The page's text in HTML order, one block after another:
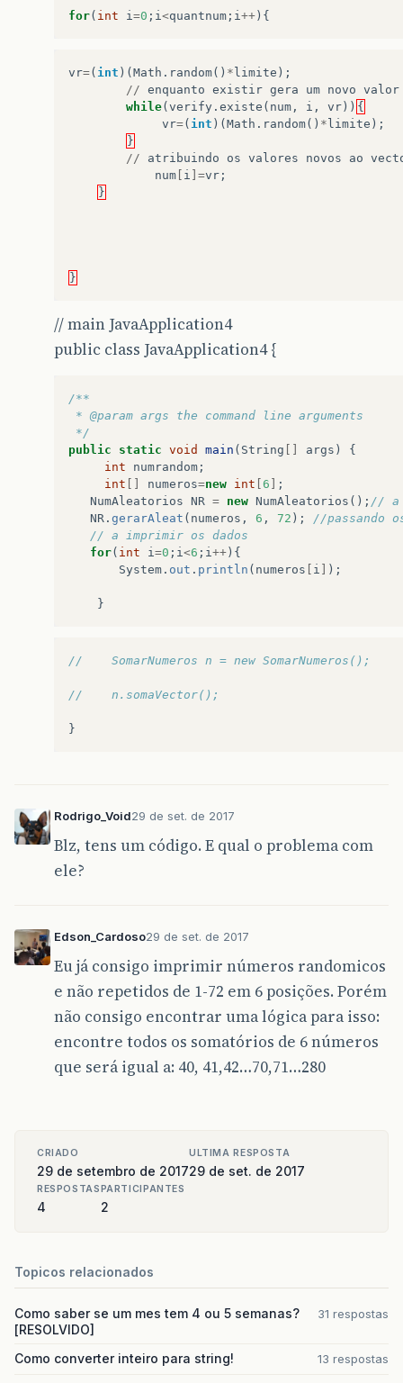
for( int i=0 ; i<quantnum ; i++ ){
vr=( int )( Math . random() * limite );
// enquanto existir gera um novo valor
while( verify . existe ( num , i , vr )) {
vr=( int )( Math . random() * limite );
}
//
atribuindo os valores novos ao
num i ]=vr ;
}
}
// main JavaApplication4
public class JavaApplication4 {
/**
* @param args the command line arguments
*/
public
static void main ( String args )
{
int
numrandom ;
int
numeros=new int 6
;
NumAleatorios NR = new NumAleatorios (); // a
NR . gerarAleat ( numeros , 6 , 72 );
//passando
// a imprimir os dados
for( int i =0 ; i <6 ; i ++ ){
System . out . println ( numeros i );
}
//    SomarNumeros n = new SomarNumeros();
//    n.somaVector();
}
Rodrigo_Void29 de set. de 2017
Blz, tens um código. E qual o problema com
ele?
Edson_Cardoso29 de set. de 2017
Eu já consigo imprimir números randomicos
e não repetidos de 1-72 em 6 posições. Porém
não consigo encontrar uma lógica para isso:
encontre todos os somatórios de 6 números
que será igual a: 40, 41,42…70,71…280
CRIADO
29 de setembro de 2017
ULTIMA RESPOSTA
29 de set. de 2017
RESPOSTAS
4
PARTICIPANTES
2
Topicos relacionados
Como saber se um mes tem 4 ou 5 semanas?
[RESOLVIDO]
31 respostas
Como converter inteiro para string! 13 respostas